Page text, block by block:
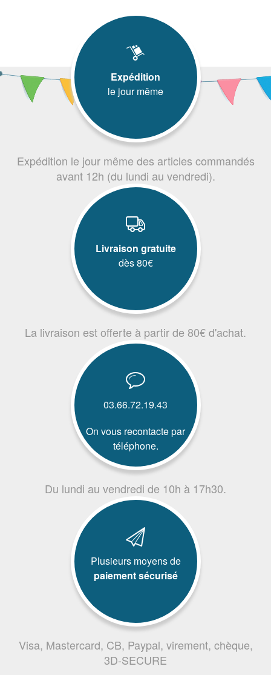
Expédition
le jour même
Expédition le jour même des articles commandés
avant 12h (du lundi au vendredi).
Livraison gratuite
dès 80€
La livraison est offerte à partir de 80€ d'achat.
03.66.72.19.43
On vous recontacte par
téléphone.
Du lundi au vendredi de 10h à 17h30.
Plusieurs moyens de
paiement sécurisé
Visa, Mastercard, CB, Paypal, virement, chèque,
3D-SECURE